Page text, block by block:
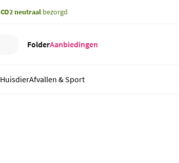
CO2 neutraal bezorgd
FolderAanbiedingen
HuisdierAfvallen & Sport